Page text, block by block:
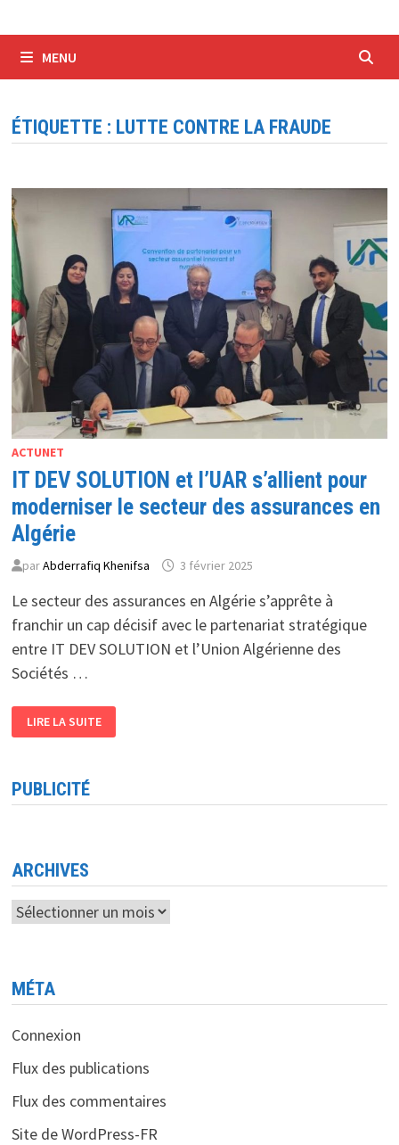
MENU
ÉTIQUETTE : LUTTE CONTRE LA FRAUDE
ACTUNET
IT DEV SOLUTION et l’UAR s’allient pour
moderniser le secteur des assurances en
Algérie
parAbderrafiq Khenifsa 3 février 2025
Le secteur des assurances en Algérie s’apprête à
franchir un cap décisif avec le partenariat stratégique
entre IT DEV SOLUTION et l’Union Algérienne des
Sociétés …
DEV
SOLUTION
POUR
MODERNISER
EN
ALGÉRIE
LIRE LA SUITE
PUBLICITÉ
ARCHIVES
Archives
MÉTA
Connexion
Flux des publications
Flux des commentaires
Site de WordPress-FR